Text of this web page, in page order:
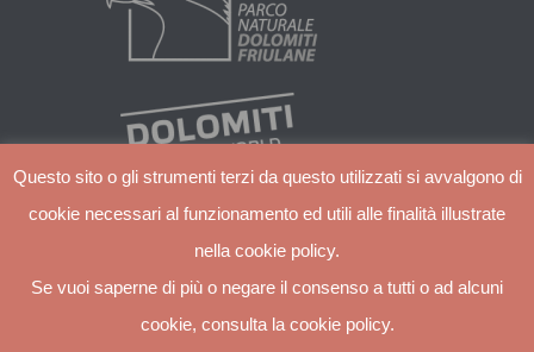
Questo sito o gli strumenti terzi da questo utilizzati si avvalgono di
cookie necessari al funzionamento ed utili alle finalità illustrate
nella cookie policy.
Se vuoi saperne di più o negare il consenso a tutti o ad alcuni
cookie, consulta la cookie policy.